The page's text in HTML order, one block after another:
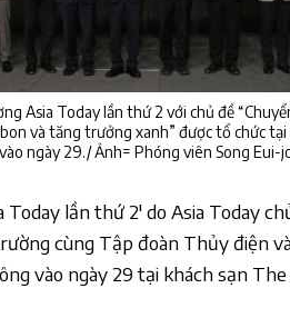
Asia Today lần thứ 2 với chủ đề
và tăng trưởng xanh” được tổ chức tại
ngày 29./ Ảnh= Phóng viên Song Eui-
Today lần thứ 2' do Asia Today
cùng Tập đoàn Thủy điện
vào ngày 29 tại khách sạn The